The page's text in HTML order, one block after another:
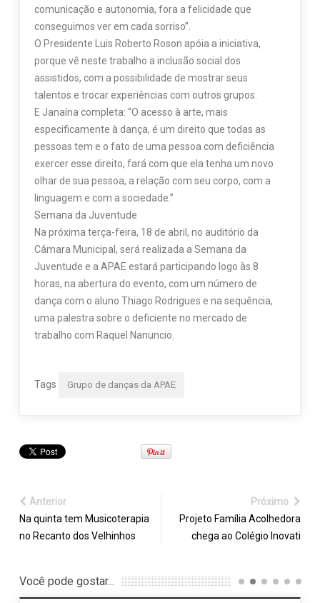
comunicação e autonomia, fora a felicidade que
conseguimos ver em cada sorriso”.
O Presidente Luis Roberto Roson apóia a iniciativa,
porque vê neste trabalho a inclusão social dos
assistidos, com a possibilidade de mostrar seus
talentos e trocar experiências com outros grupos.
E Janaína completa: “O acesso à arte, mais
especificamente à dança, é um direito que todas as
pessoas tem e o fato de uma pessoa com deficiência
exercer esse direito, fará com que ela tenha um novo
olhar de sua pessoa, a relação com seu corpo, com a
linguagem e com a sociedade.”
Semana da Juventude
Na próxima terça-feira, 18 de abril, no auditório da
Câmara Municipal, será realizada a Semana da
Juventude e a APAE estará participando logo às 8
horas, na abertura do evento, com um número de
dança com o aluno Thiago Rodrigues e na sequência,
uma palestra sobre o deficiente no mercado de
trabalho com Raquel Nanuncio.
Tags Grupo de danças da APAE
Anterior
Na quinta tem Musicoterapia
no Recanto dos Velhinhos
Próximo
Projeto Família Acolhedora
chega ao Colégio Inovati
Você pode gostar...